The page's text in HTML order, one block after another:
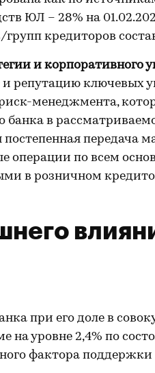
ЮЛ – 28% на
кредиторов
и корпоративного
репутацию ключевых
менеджмента,
банка в
постепенная передача
операции по всем
в розничном
при его доле в
на уровне 2,4% по
фактора